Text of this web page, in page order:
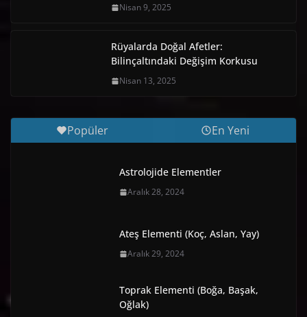
Nisan 9, 2025
Rüyalarda Doğal Afetler:
Bilinçaltındaki Değişim Korkusu
Nisan 13, 2025
Popüler En Yeni
Astrolojide Elementler
Aralık 28, 2024
Ateş Elementi (Koç, Aslan, Yay)
Aralık 29, 2024
Toprak Elementi (Boğa, Başak,
Oğlak)